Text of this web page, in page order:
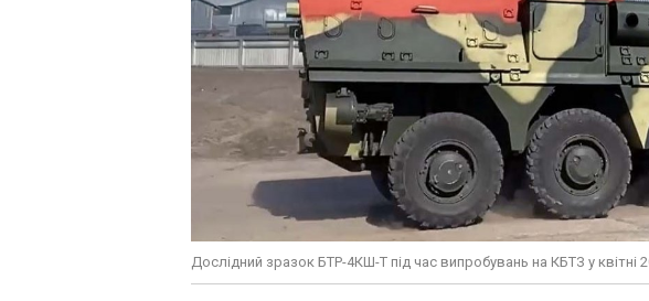
Дослідний зразок БТР-4КШ-Т під час випробувань на КБТЗ у квітні